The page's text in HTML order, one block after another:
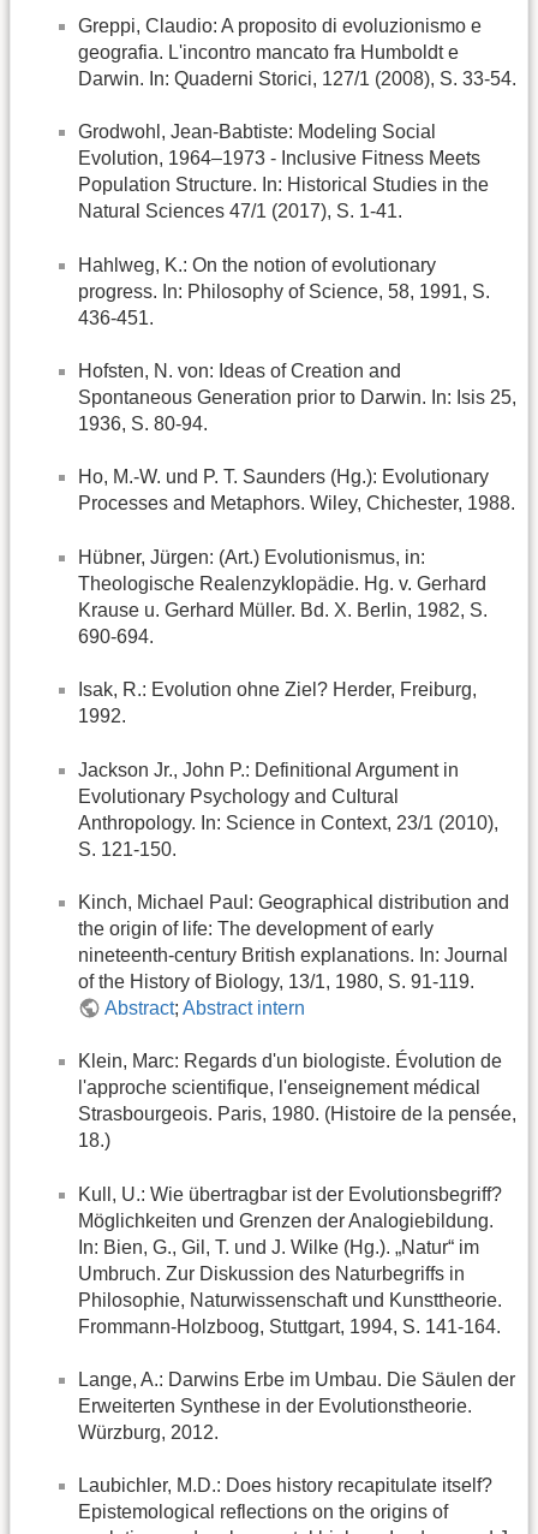
Greppi, Claudio: A proposito di evoluzionismo e
geografia. L'incontro mancato fra Humboldt e
Darwin. In: Quaderni Storici, 127/1 (2008), S. 33-54.
Grodwohl, Jean-Babtiste: Modeling Social
Evolution, 1964–1973 - Inclusive Fitness Meets
Population Structure. In: Historical Studies in the
Natural Sciences 47/1 (2017), S. 1-41.
Hahlweg, K.: On the notion of evolutionary
progress. In: Philosophy of Science, 58, 1991, S.
436-451.
Hofsten, N. von: Ideas of Creation and
Spontaneous Generation prior to Darwin. In: Isis 25,
1936, S. 80-94.
Ho, M.-W. und P. T. Saunders (Hg.): Evolutionary
Processes and Metaphors. Wiley, Chichester, 1988.
Hübner, Jürgen: (Art.) Evolutionismus, in:
Theologische Realenzyklopädie. Hg. v. Gerhard
Krause u. Gerhard Müller. Bd. X. Berlin, 1982, S.
690-694.
Isak, R.: Evolution ohne Ziel? Herder, Freiburg,
1992.
Jackson Jr., John P.: Definitional Argument in
Evolutionary Psychology and Cultural
Anthropology. In: Science in Context, 23/1 (2010),
S. 121-150.
Kinch, Michael Paul: Geographical distribution and
the origin of life: The development of early
nineteenth-century British explanations. In: Journal
of the History of Biology, 13/1, 1980, S. 91-119.
Abstract;Abstract intern
Klein, Marc: Regards d'un biologiste. Évolution de
l'approche scientifique, l'enseignement médical
Strasbourgeois. Paris, 1980. (Histoire de la pensée,
18.)
Kull, U.: Wie übertragbar ist der Evolutionsbegriff?
Möglichkeiten und Grenzen der Analogiebildung.
In: Bien, G., Gil, T. und J. Wilke (Hg.). „Natur“ im
Umbruch. Zur Diskussion des Naturbegriffs in
Philosophie, Naturwissenschaft und Kunsttheorie.
Frommann-Holzboog, Stuttgart, 1994, S. 141-164.
Lange, A.: Darwins Erbe im Umbau. Die Säulen der
Erweiterten Synthese in der Evolutionstheorie.
Würzburg, 2012.
Laubichler, M.D.: Does history recapitulate itself?
Epistemological reflections on the origins of